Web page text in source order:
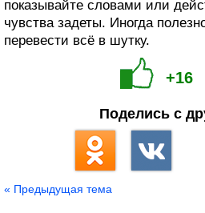
показывайте словами или
чувства задеты. Иногда
перевести всё в шутку.
+16
Поделись с
« Предыдущая тема